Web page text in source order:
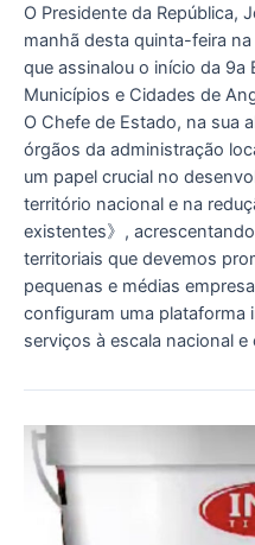
O Presidente da República,
manhã desta quinta-feira
que assinalou o início da 9a
Municípios e Cidades de
O Chefe de Estado, na sua
órgãos da administração
um papel crucial no
território nacional e na
existentes》,
territoriais que devemos
pequenas e médias
configuram uma plataforma
serviços à escala nacional e